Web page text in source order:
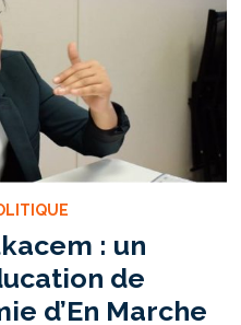
: un
de
d’En Marche